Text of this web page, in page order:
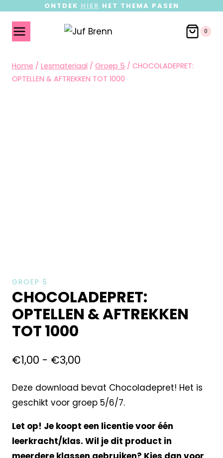
ONTDEK HIER HET THEMA PASEN
0
Home / Lesmateriaal / Groep 5 / CHOCOLADEPRET:
OPTELLEN & AFTREKKEN TOT 1000
GROEP 5
CHOCOLADEPRET:
OPTELLEN & AFTREKKEN
TOT 1000
€1,00 - €3,00
Deze download bevat Chocoladepret! Het is
geschikt voor groep 5/6/7.
Let op! Je koopt een licentie voor één
leerkracht/klas. Wil je dit product in